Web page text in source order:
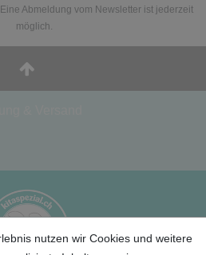
Abmeldung vom Newsletter ist jederzeit
möglich.
nutzen wir Cookies und weitere